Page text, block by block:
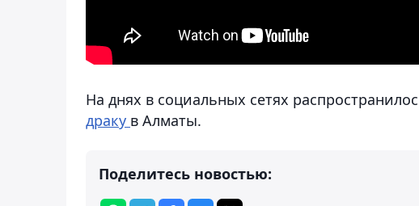
На днях в социальных сетях
драку в Алматы.
Поделитесь новостью: